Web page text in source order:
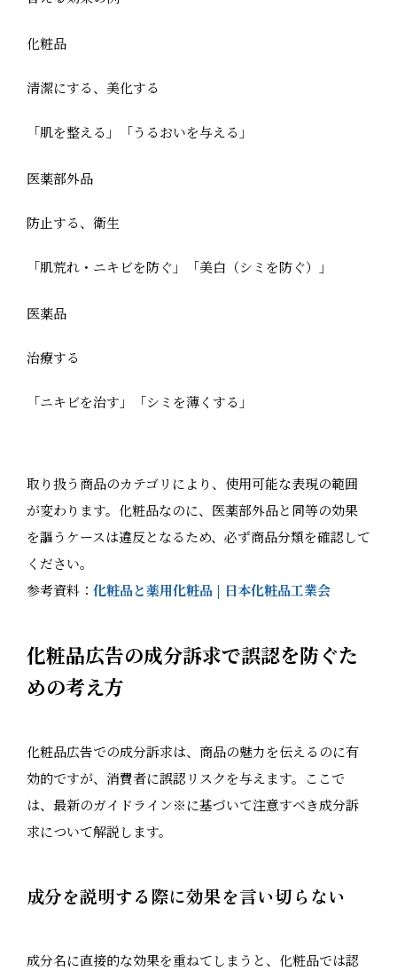
化粧品
清潔にする、美化する
「肌を整える」「うるおいを与える」
医薬部外品
防止する、衛生
「肌荒れ・ニキビを防ぐ」「美白（シミを防ぐ）」
医薬品
治療する
「ニキビを治す」「シミを薄くする」
取り扱う商品のカテゴリにより、使用可能な表現の範囲
が変わります。化粧品なのに、医薬部外品と同等の効果
を謳うケースは違反となるため、必ず商品分類を確認して
ください。
参考資料： 化粧品と薬用化粧品 | 日本化粧品工業会
化粧品広告の成分訴求で誤認を防ぐた
めの考え方
化粧品広告での成分訴求は、商品の魅力を伝えるのに有
効的ですが、消費者に誤認リスクを与えます。ここで
は、最新のガイドライン※に基づいて注意すべき成分訴
求について解説します。
成分を説明する際に効果を言い切らない
成分名に直接的な効果を重ねてしまうと、化粧品では認